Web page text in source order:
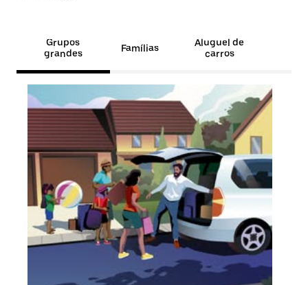
Grupos
grandes
Famílias
Aluguel de
carros